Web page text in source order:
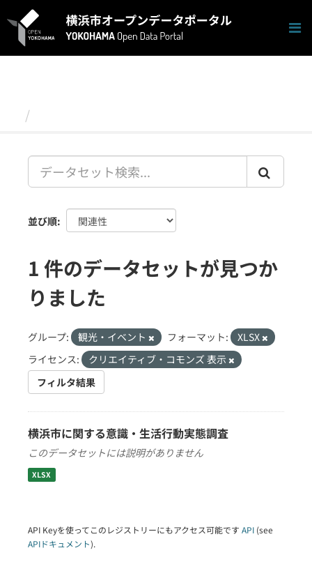
キ
並び順
1 件のデータセットが見つか
りました
グループ: 観光・イベント フォーマット:
XLSX
ライセンス:
クリエイティブ・コモンズ 表示
フィルタ結果
横浜市に関する意識・生活行動実態調査
このデータセットには説明がありません
XLSX
API Keyを使ってこのレジストリーにもアクセス可能です API (see
APIドキュメント).